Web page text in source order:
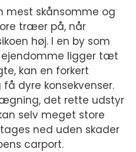
mest skånsomme og
træer på, når
høj. I en by som
ejendomme ligger tæt
kan en forkert
dyre konsekvenser.
det rette udstyr
selv meget store
ned uden skader
carport.